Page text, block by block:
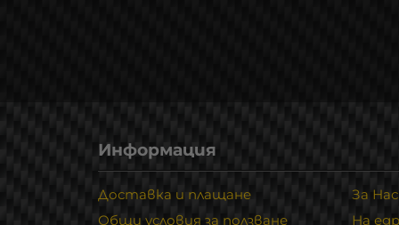
Информация
Доставка и плащане
Общи условия за ползване
За Нас
На